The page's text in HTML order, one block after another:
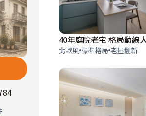
40年庭院老宅 格局動線
北歐風 標準格局 老屋翻新